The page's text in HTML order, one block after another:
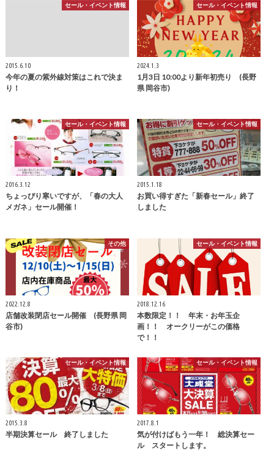
セール・イベント情報
2015.6.10
今年の夏の紫外線対策はこれで決ま
り！
セール・イベント情報
2024.1.3
1月3日 10:00より新年初売り (長野
県 岡谷市)
セール・イベント情報
2016.3.12
ちょっぴり寒いですが、「春の大人
メガネ」セール開催！
セール・イベント情報
2015.1.18
お買い得すぎた「新春セール」終了
しました
その他
2022.12.8
店舗改装閉店セール開催 (長野県 岡
谷市)
セール・イベント情報
2018.12.16
本数限定！！ 年末・お年玉企
画！！ オークリーがこの価格
で！！
セール・イベント情報
2015.3.8
半期決算セール 終了しました
セール・イベント情報
2017.8.1
気が付けばもう一年！ 総決算セー
ル スタートします。